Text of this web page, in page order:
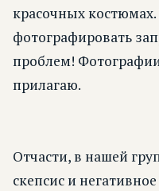
красочных
фотографировать
проблем!
прилагаю.
Отчасти, в нашей
скепсис и